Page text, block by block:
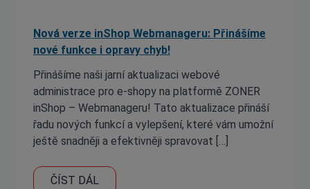
Nová verze inShop Webmanageru: Přinášíme
nové funkce i opravy chyb!
Přinášíme naši jarní aktualizaci webové
administrace pro e-shopy na platformě ZONER
inShop – Webmanageru! Tato aktualizace přináší
řadu nových funkcí a vylepšení, které vám umožní
ještě snadněji a efektivněji spravovat […]
ČÍST DÁL